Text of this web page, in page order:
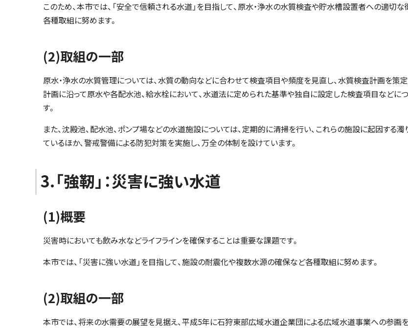
このため、本市では、「安全で信頼される水道」を目指して、原水・浄水の水質検査や貯水槽設置者への適切
各種取組に努めます。
(2)取組の一部
原水・浄水の水質管理については、水質の動向などに合わせて検査項目や頻度を見直し、水質検査計画を策定
計画に沿って原水や各配水池、給水栓において、水道法に定められた基準や独自に設定した検査項目などに
す。
また、沈殿池、配水池、ポンプ場などの水道施設については、定期的に清掃を行い、これらの施設に起因する
ているほか、警戒警備による防犯対策を実施し、万全の体制を設けています。
3.「強靭」：災害に強い水道
(1)概要
災害時においても飲み水などライフラインを確保することは重要な課題です。
本市では、「災害に強い水道」を目指して、施設の耐震化や複数水源の確保など各種取組に努めます。
(2)取組の一部
本市では、将来の水需要の展望を見据え、平成5年に石狩東部広域水道企業団による広域水道事業への参画